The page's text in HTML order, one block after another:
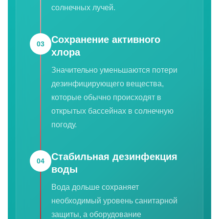
солнечных лучей.
03
Сохранение активного
хлора
Значительно уменьшаются потери
дезинфицирующего вещества,
которые обычно происходят в
открытых бассейнах в солнечную
погоду.
04
Стабильная дезинфекция
воды
Вода дольше сохраняет
необходимый уровень санитарной
защиты, а оборудование